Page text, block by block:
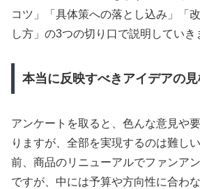
コツ」「具体策への落とし込み」「
し方」の3つの切り口で説明していき
本当に反映すべきアイデアの
アンケートを取ると、色んな意見や
りますが、全部を実現するのは難し
前、商品のリニューアルでファンア
ですが、中には予算や方向性に合わ